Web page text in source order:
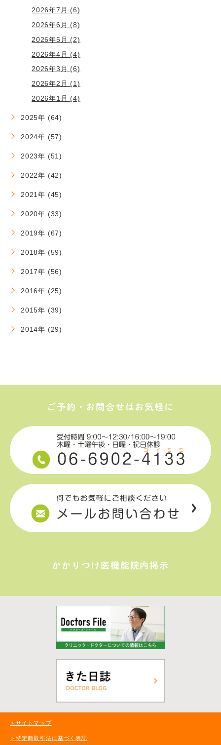
2026年7月 (6)
2026年6月 (8)
2026年5月 (2)
2026年4月 (4)
2026年3月 (6)
2026年2月 (1)
2026年1月 (4)
2025年 (64)
2024年 (57)
2023年 (51)
2022年 (42)
2021年 (45)
2020年 (33)
2019年 (67)
2018年 (59)
2017年 (56)
2016年 (25)
2015年 (39)
2014年 (29)
ご予約・お問合せはお気軽に
かかりつけ医機能院内掲示
＞サイトマップ
＞特定商取引法に基づく表記